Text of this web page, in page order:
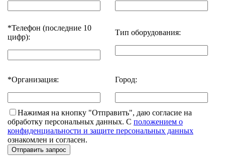
*Телефон (последние 10
цифр):
Тип оборудования:
*Организация: Город:
Нажимая на кнопку "Отправить", даю согласие на
обработку персональных данных. С положением о
конфиденциальности и защите персональных данных
ознакомлен и согласен.